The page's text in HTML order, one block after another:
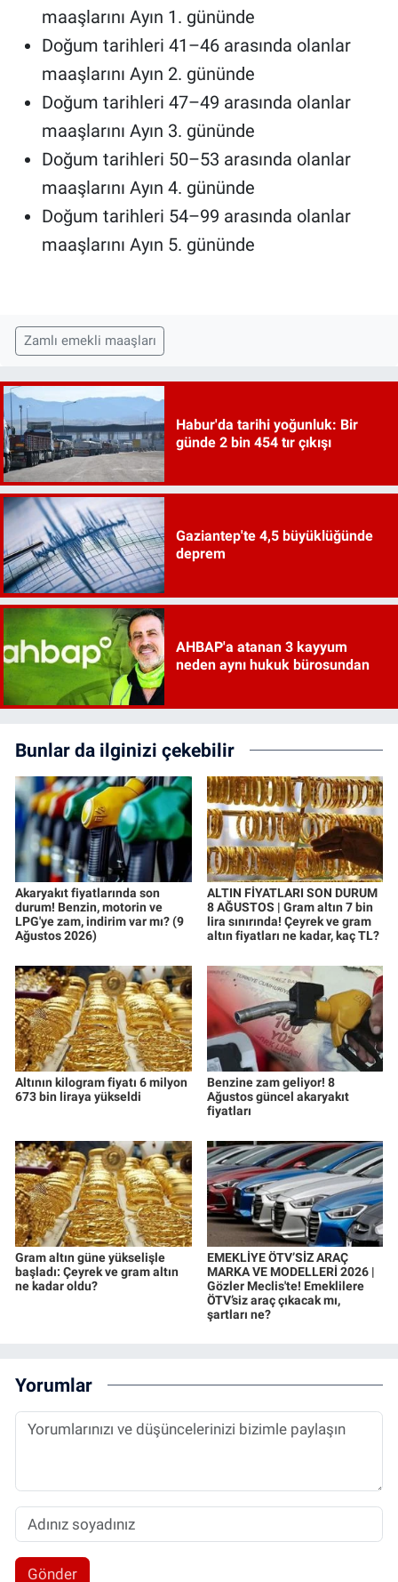
maaşlarını Ayın 1. gününde
Doğum tarihleri 41–46 arasında olanlar
maaşlarını Ayın 2. gününde
Doğum tarihleri 47–49 arasında olanlar
maaşlarını Ayın 3. gününde
Doğum tarihleri 50–53 arasında olanlar
maaşlarını Ayın 4. gününde
Doğum tarihleri 54–99 arasında olanlar
maaşlarını Ayın 5. gününde
Zamlı emekli maaşları
Habur'da tarihi yoğunluk: Bir
günde 2 bin 454 tır çıkışı
Gaziantep'te 4,5 büyüklüğünde
deprem
AHBAP'a atanan 3 kayyum
neden aynı hukuk bürosundan
Bunlar da ilginizi çekebilir
Akaryakıt fiyatlarında son
durum! Benzin, motorin ve
LPG'ye zam, indirim var mı? (9
Ağustos 2026)
ALTIN FİYATLARI SON DURUM
8 AĞUSTOS | Gram altın 7 bin
lira sınırında! Çeyrek ve gram
altın fiyatları ne kadar, kaç TL?
Altının kilogram fiyatı 6 milyon
673 bin liraya yükseldi
Benzine zam geliyor! 8
Ağustos güncel akaryakıt
fiyatları
Gram altın güne yükselişle
başladı: Çeyrek ve gram altın
ne kadar oldu?
EMEKLİYE ÖTV’SİZ ARAÇ
MARKA VE MODELLERİ 2026 |
Gözler Meclis'te! Emeklilere
ÖTV’siz araç çıkacak mı,
şartları ne?
Yorumlar
Gönder